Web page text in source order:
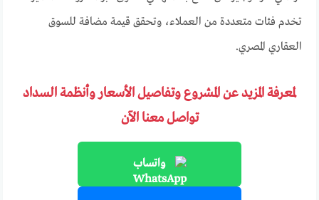
تخدم فئات متعددة من العملاء، وتحقق قيمة مضافة للسوق
العقاري المصري.
لمعرفة المزيد عن المشروع وتفاصيل الأسعار وأنظمة السداد
تواصل معنا الآن
واتساب